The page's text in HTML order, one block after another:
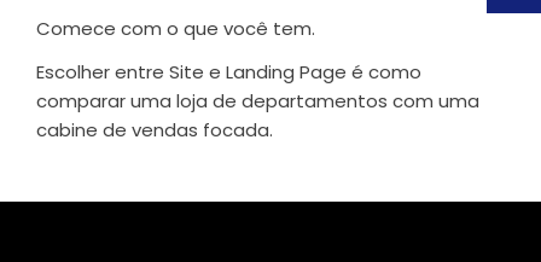
Comece com o que você tem.
Escolher entre Site e Landing Page é como
comparar uma loja de departamentos com uma
cabine de vendas focada.